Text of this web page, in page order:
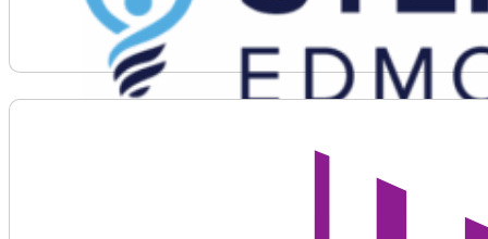
Voir plus d'informations sur STEM Collegiate